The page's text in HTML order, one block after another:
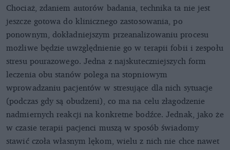
Chociaż, zdaniem autorów badania, technika ta nie jest
jeszcze gotowa do klinicznego zastosowania, po
ponownym, dokładniejszym przeanalizowaniu procesu
możliwe będzie uwzględnienie go w terapii fobii i zespołu
stresu pourazowego. Jedna z najskuteczniejszych form
leczenia obu stanów polega na stopniowym
wprowadzaniu pacjentów w stresujące dla nich sytuacje
(podczas gdy są obudzeni), co ma na celu złagodzenie
nadmiernych reakcji na konkretne bodźce. Jednak, jako że
w czasie terapii pacjenci muszą w sposób świadomy
stawić czoła własnym lękom, wielu z nich nie chce nawet